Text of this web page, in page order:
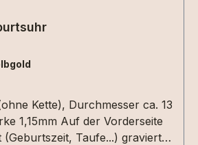
Kette), Durchmesser ca. 13
1,15mm Auf der Vorderseite
(Geburtszeit, Taufe...) graviert